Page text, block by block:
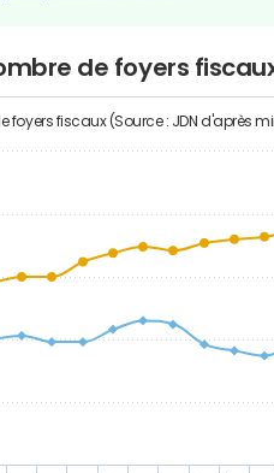
de foyers
foyers fiscaux (Source : JDN d'après